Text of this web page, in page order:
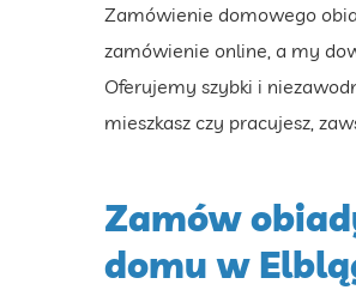
Zamówienie domowego
zamówienie online, a my
Oferujemy szybki i
mieszkasz czy pracujesz,
Zamów
domu w